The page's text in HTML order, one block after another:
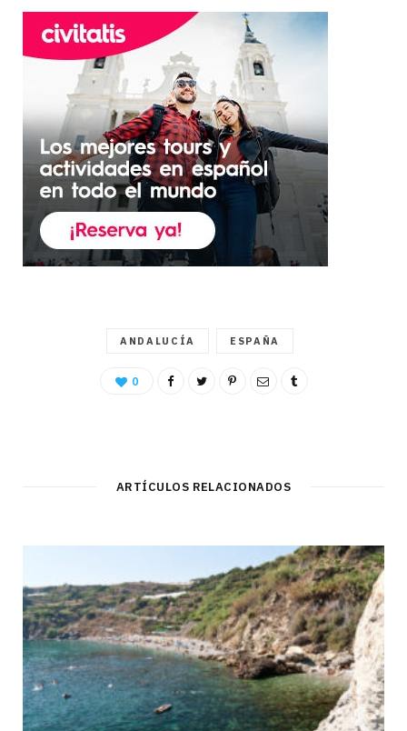
ANDALUCÍA ESPAÑA
0
ARTÍCULOS RELACIONADOS